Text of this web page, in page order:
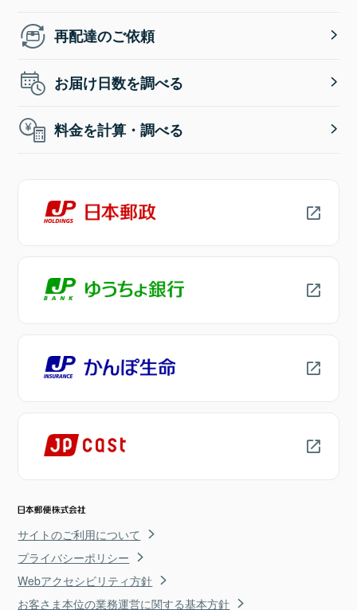
再配達のご依頼
お届け日数を調べる
料金を計算・調べる
サイトのご利用について
プライバシーポリシー
Webアクセシビリティ方針
お客さま本位の業務運営に関する基本方針